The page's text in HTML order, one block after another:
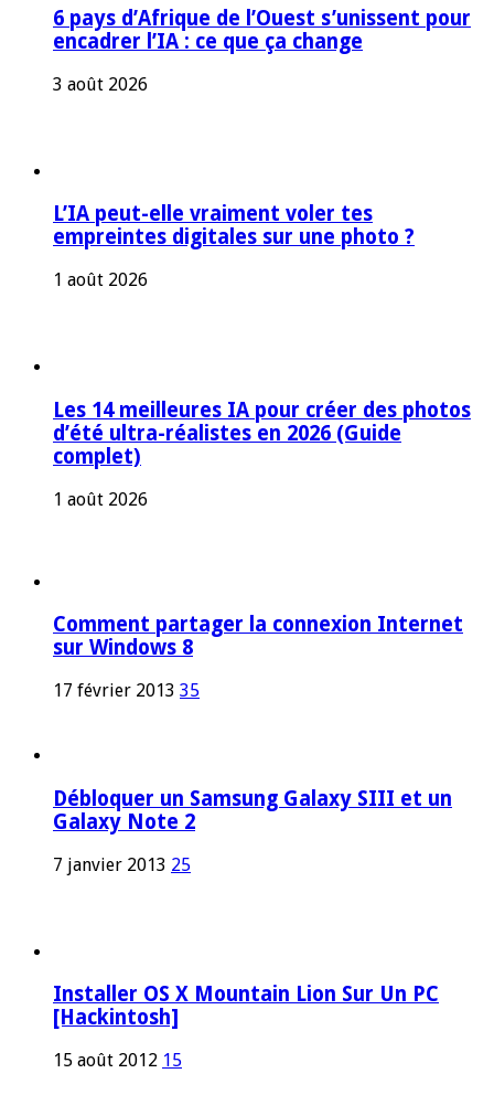
6 pays d’Afrique de l’Ouest s’unissent pour
encadrer l’IA : ce que ça change
3 août 2026
L’IA peut-elle vraiment voler tes
empreintes digitales sur une photo ?
1 août 2026
Les 14 meilleures IA pour créer des photos
d’été ultra-réalistes en 2026 (Guide
complet)
1 août 2026
Comment partager la connexion Internet
sur Windows 8
17 février 2013 35
Débloquer un Samsung Galaxy SIII et un
Galaxy Note 2
7 janvier 2013 25
Installer OS X Mountain Lion Sur Un PC
[Hackintosh]
15 août 2012 15